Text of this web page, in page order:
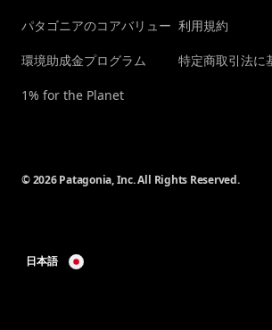
パタゴニアのコアバリュー
環境助成金プログラム
1% for the Planet
利用規約
特定商取引法に
© 2026 Patagonia, Inc. All Rights Reserved.
日本語